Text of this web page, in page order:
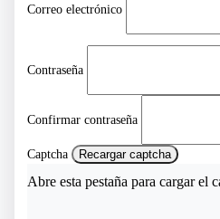
Correo electrónico
Contraseña
Confirmar contraseña
Captcha Recargar captcha
Abre esta pestaña para cargar el